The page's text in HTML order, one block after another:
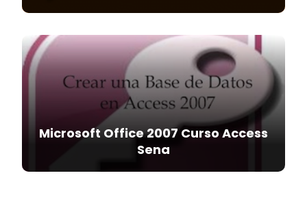
Microsoft Office 2007 Curso Access
Sena